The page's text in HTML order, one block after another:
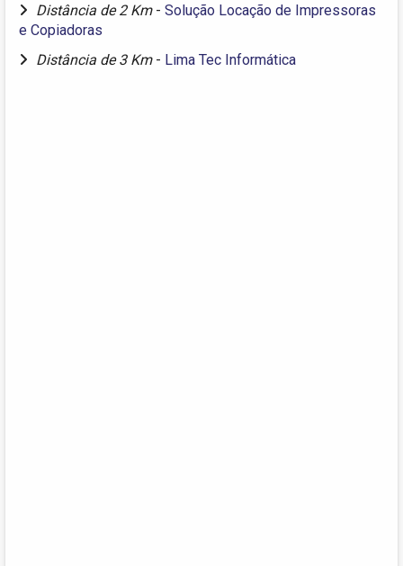
Distância de 2 Km - Solução Locação de Impressoras
e Copiadoras
Distância de 3 Km - Lima Tec Informática